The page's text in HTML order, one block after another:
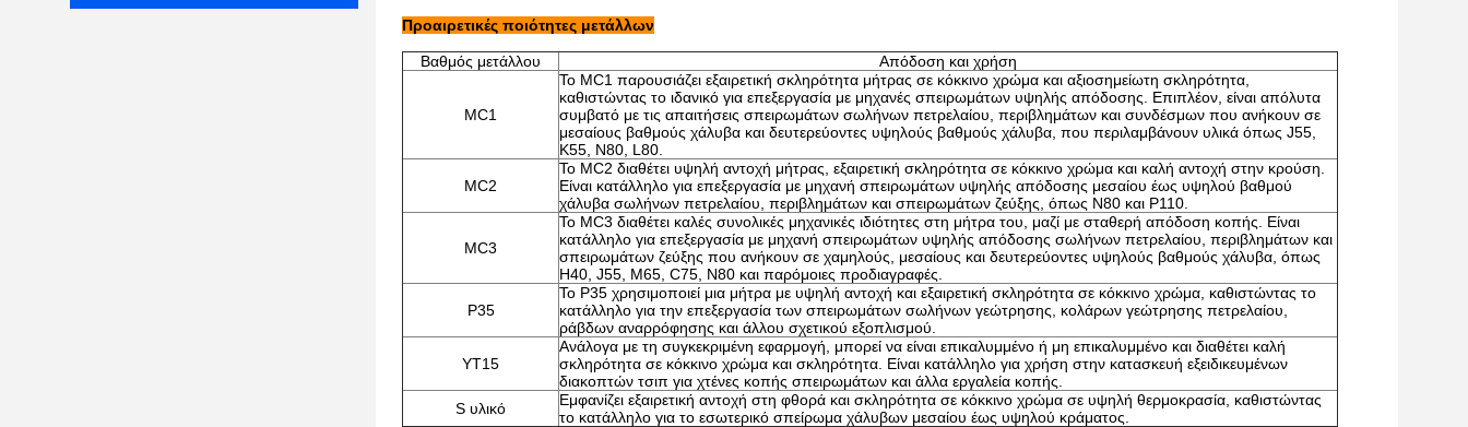
Προαιρετικές ποιότητες μετάλλων
Βαθμός μετάλλου Απόδοση και χρήση
MC1
Το MC1 παρουσιάζει εξαιρετική σκληρότητα μήτρας σε κόκκινο χρώμα και αξιοσημείωτη σκληρότητα,
καθιστώντας το ιδανικό για επεξεργασία με μηχανές σπειρωμάτων υψηλής απόδοσης. Επιπλέον, είναι απόλυτα
συμβατό με τις απαιτήσεις σπειρωμάτων σωλήνων πετρελαίου, περιβλημάτων και συνδέσμων που ανήκουν σε
μεσαίους βαθμούς χάλυβα και δευτερεύοντες υψηλούς βαθμούς χάλυβα, που περιλαμβάνουν υλικά όπως J55,
K55, N80, L80.
MC2
Το MC2 διαθέτει υψηλή αντοχή μήτρας, εξαιρετική σκληρότητα σε κόκκινο χρώμα και καλή αντοχή στην κρούση.
Είναι κατάλληλο για επεξεργασία με μηχανή σπειρωμάτων υψηλής απόδοσης μεσαίου έως υψηλού βαθμού
χάλυβα σωλήνων πετρελαίου, περιβλημάτων και σπειρωμάτων ζεύξης, όπως N80 και P110.
MC3
Το MC3 διαθέτει καλές συνολικές μηχανικές ιδιότητες στη μήτρα του, μαζί με σταθερή απόδοση κοπής. Είναι
κατάλληλο για επεξεργασία με μηχανή σπειρωμάτων υψηλής απόδοσης σωλήνων πετρελαίου, περιβλημάτων και
σπειρωμάτων ζεύξης που ανήκουν σε χαμηλούς, μεσαίους και δευτερεύοντες υψηλούς βαθμούς χάλυβα, όπως
H40, J55, M65, C75, N80 και παρόμοιες προδιαγραφές.
P35
Το P35 χρησιμοποιεί μια μήτρα με υψηλή αντοχή και εξαιρετική σκληρότητα σε κόκκινο χρώμα, καθιστώντας το
κατάλληλο για την επεξεργασία των σπειρωμάτων σωλήνων γεώτρησης, κολάρων γεώτρησης πετρελαίου,
ράβδων αναρρόφησης και άλλου σχετικού εξοπλισμού.
YT15
Ανάλογα με τη συγκεκριμένη εφαρμογή, μπορεί να είναι επικαλυμμένο ή μη επικαλυμμένο και διαθέτει καλή
σκληρότητα σε κόκκινο χρώμα και σκληρότητα. Είναι κατάλληλο για χρήση στην κατασκευή εξειδικευμένων
διακοπτών τσιπ για χτένες κοπής σπειρωμάτων και άλλα εργαλεία κοπής.
S υλικό
Εμφανίζει εξαιρετική αντοχή στη φθορά και σκληρότητα σε κόκκινο χρώμα σε υψηλή θερμοκρασία, καθιστώντας
το κατάλληλο για το εσωτερικό σπείρωμα χάλυβων μεσαίου έως υψηλού κράματος.